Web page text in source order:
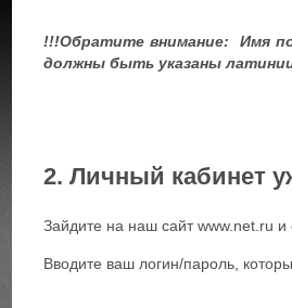
!!!Обратите внимание: Имя
должны быть указаны
2. Личный кабинет
Зайдите на наш сайт www.net.ru
Вводите ваш логин/пароль,